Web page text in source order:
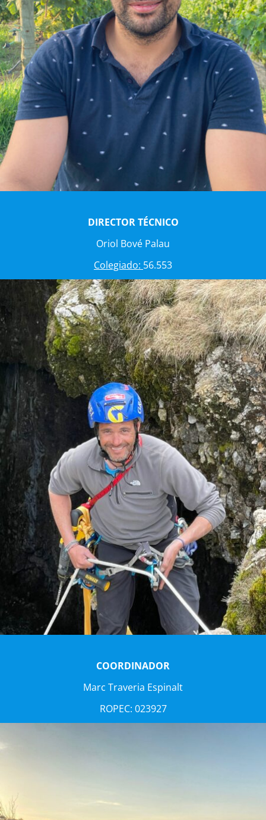
DIRECTOR TÉCNICO
Oriol Bové Palau
Colegiado: 56.553
COORDINADOR
Marc Traveria Espinalt
ROPEC: 023927